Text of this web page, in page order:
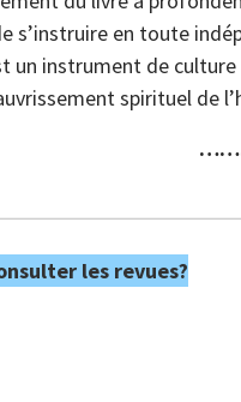
s’instruire en toute
un instrument de
spirituel de
les revues?